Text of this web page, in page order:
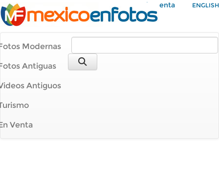
Mi Cuenta ENGLISH
Modernas
Antiguas
Antiguos
Venta